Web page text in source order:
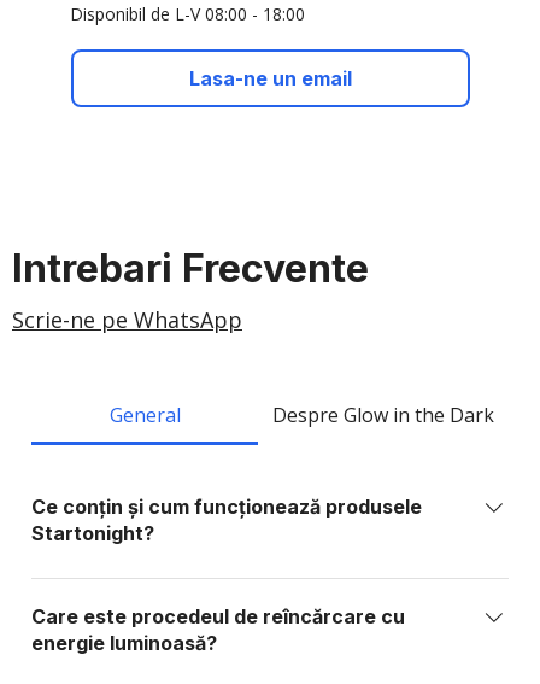
Disponibil de L-V 08:00 - 18:00
Lasa-ne un email
Intrebari Frecvente
Scrie-ne pe WhatsApp
General Despre Glow in the Dark
Ce conțin și cum funcționează produsele
Startonight?
Produsele Startonight sunt realizate din elemente
sintetice sau organice stabile, fără fosfor, plumb,
metale grele sau substanțe toxice. Ele conțin
Care este procedeul de reîncărcare cu
energie luminoasă?